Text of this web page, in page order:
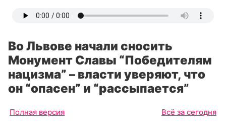
Во Львове начали сносить
Монумент Славы “Победителям
нацизма” – власти уверяют, что
он “опасен” и “рассыпается”
Полная версия Всё за сегодня